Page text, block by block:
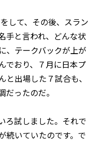
して、その後、スラン
手と言われ、どんな状
、テークバックが上が
おり、７月に日本プ
出場した７試合も、
ったのだ。
ろ試しました。それで
続いていたのです。で